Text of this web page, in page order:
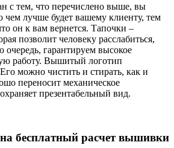
с тем, что перечислено выше, вы
лучше будет вашему клиенту, тем
он к вам вернется. Тапочки –
позволит человеку расслабиться,
гарантируем высокое
работу. Вышитый логотип
можно чистить и стирать, как и
переносит механическое
презентабельный вид.
бесплатный расчетвышивки